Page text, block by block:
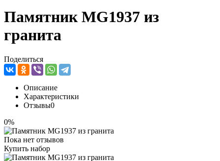
Памятник MG1937 из
гранита
Поделиться
Описание
Характеристики
Отзывы0
0%
Пока нет отзывов
Купить набор